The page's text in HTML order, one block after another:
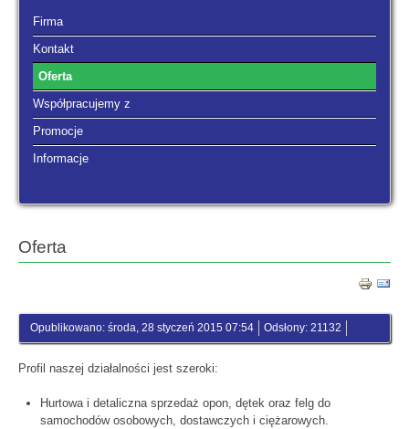
Firma
Kontakt
Oferta
Współpracujemy z
Promocje
Informacje
Oferta
Opublikowano: środa, 28 styczeń 2015 07:54 Odsłony: 21132
Profil naszej działalności jest szeroki:
Hurtowa i detaliczna sprzedaż opon, dętek oraz felg do
samochodów osobowych, dostawczych i ciężarowych.